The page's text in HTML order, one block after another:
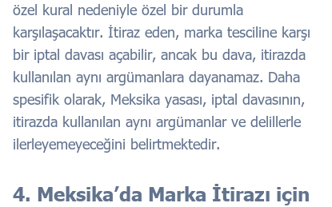
özel kural nedeniyle özel bir durumla
karşılaşacaktır. İtiraz eden, marka tesciline karşı
bir iptal davası açabilir, ancak bu dava, itirazda
kullanılan aynı argümanlara dayanamaz. Daha
spesifik olarak, Meksika yasası, iptal davasının,
itirazda kullanılan aynı argümanlar ve delillerle
ilerleyemeyeceğini belirtmektedir.
4. Meksika’da Marka İtirazı için